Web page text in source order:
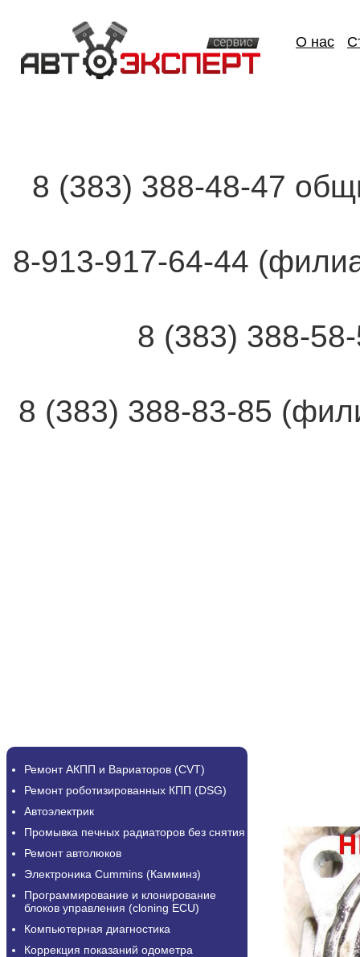
О нас
8 (383) 388-48-47
8-913-917-64-44
8 (383) 388-
8 (383) 388-83-85
Ремонт АКПП и Вариаторов (CVT)
Ремонт роботизированных КПП (DSG)
Автоэлектрик
Промывка печных радиаторов без снятия
Ремонт автолюков
Электроника Cummins (Камминз)
Программирование и клонирование
блоков управления (cloning ECU)
Компьютерная диагностика
Коррекция показаний одометра